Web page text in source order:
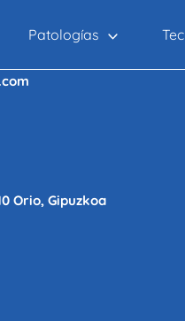
Patologías
Orio, Gipuzkoa